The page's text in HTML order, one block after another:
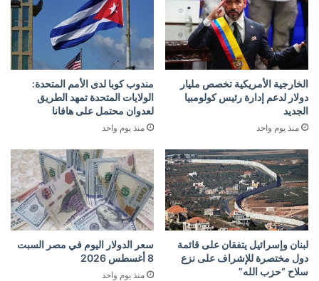
الخارجية الأمريكية تخصص مليار
دولار لدعم إدارة رئيس كولومبيا
الجديد
منذ يوم واحد
مندوب كوبا لدى الأمم المتحدة:
الولايات المتحدة تمهد الطريق
لعدوان محتمل على هافانا
منذ يوم واحد
لبنان وإسرائيل يتفقان على قائمة
دول مختصرة للإشراف على نزع
سلاح “حزب الله”
سعر الدولار اليوم في مصر السبت
8 أغسطس 2026
منذ يوم واحد